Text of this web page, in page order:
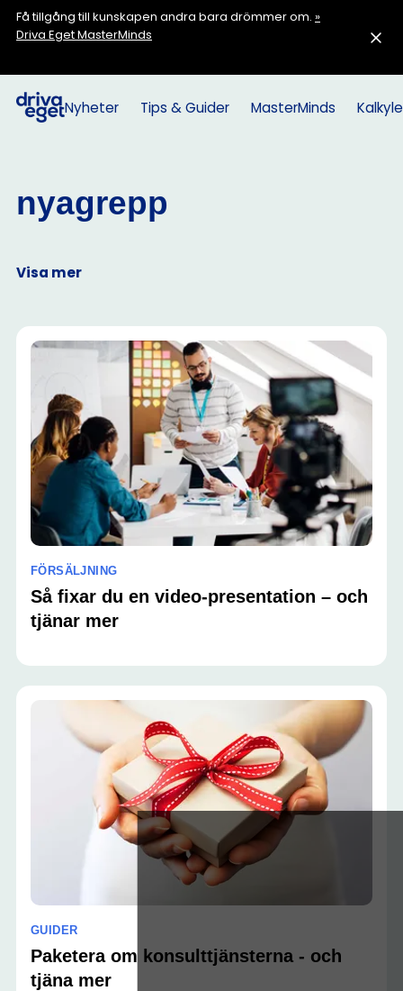
Få tillgång till kunskapen andra bara drömmer om. »
Driva Eget MasterMinds
Nyheter Tips & Guider MasterMinds
nyagrepp
Visa mer
FÖRSÄLJNING
Så fixar du en video-presentation – och
tjänar mer
GUIDER
Paketera om konsulttjänsterna - och
tjäna mer